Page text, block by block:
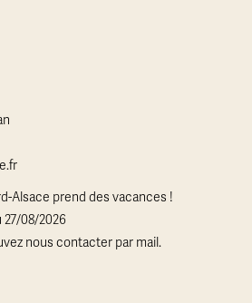
Alsace prend des vacances !
08/2026
nous contacter par mail.